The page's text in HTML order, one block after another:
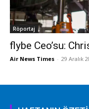
Röportaj
flybe Ceo’su:
Air News Times - 29 Aralık